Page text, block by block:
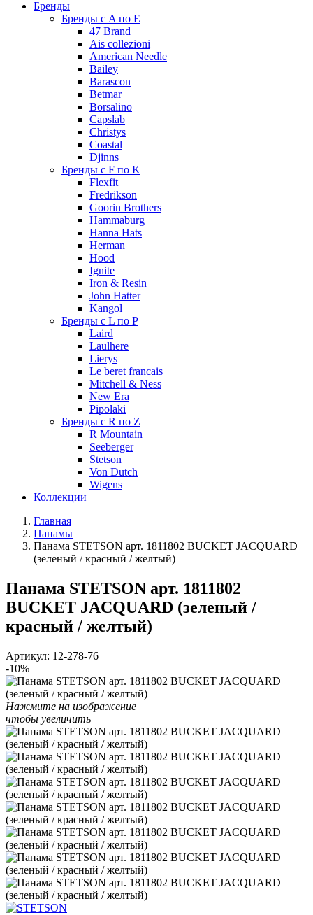
Бренды
Бренды с A по E
47 Brand
Ais collezioni
American Needle
Bailey
Barascon
Betmar
Borsalino
Capslab
Christys
Coastal
Djinns
Бренды с F по K
Flexfit
Fredrikson
Goorin Brothers
Hammaburg
Hanna Hats
Herman
Hood
Ignite
Iron & Resin
John Hatter
Kangol
Бренды с L по P
Laird
Laulhere
Lierys
Le beret francais
Mitchell & Ness
New Era
Pipolaki
Бренды с R по Z
R Mountain
Seeberger
Stetson
Von Dutch
Wigens
Коллекции
Главная
Панамы
Панама STETSON арт. 1811802 BUCKET JACQUARD
(зеленый / красный / желтый)
Панама STETSON арт. 1811802
BUCKET JACQUARD (зеленый /
красный / желтый)
Артикул: 12-278-76
-10%
Нажмите на изображение
чтобы увеличить